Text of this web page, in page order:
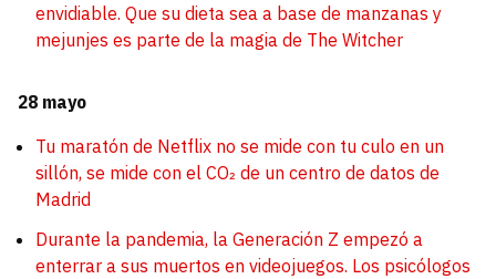
envidiable. Que su dieta sea a base de manzanas y
mejunjes es parte de la magia de The Witcher
28 mayo
Tu maratón de Netflix no se mide con tu culo en un
sillón, se mide con el CO₂ de un centro de datos de
Madrid
Durante la pandemia, la Generación Z empezó a
enterrar a sus muertos en videojuegos. Los psicólogos